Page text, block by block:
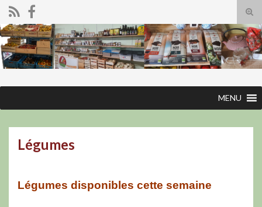
Search for:
MENU
Légumes
Légumes disponibles cette semaine